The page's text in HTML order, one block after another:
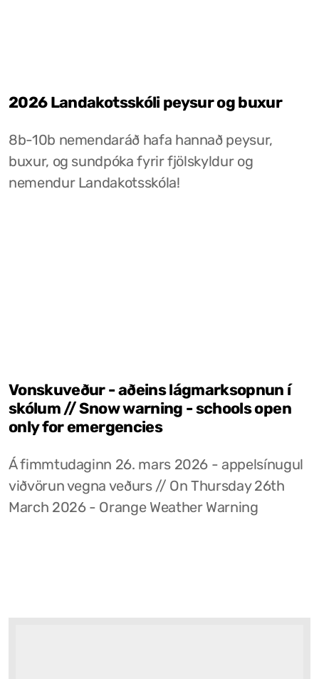
2026 Landakotsskóli peysur og buxur
8b-10b nemendaráð hafa hannað peysur,
buxur, og sundpóka fyrir fjölskyldur og
nemendur Landakotsskóla!
Vonskuveður - aðeins lágmarksopnun í
skólum // Snow warning - schools open
only for emergencies
Á fimmtudaginn 26. mars 2026 - appelsínugul
viðvörun vegna veðurs // On Thursday 26th
March 2026 - Orange Weather Warning